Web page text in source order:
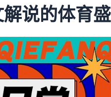
说的体育